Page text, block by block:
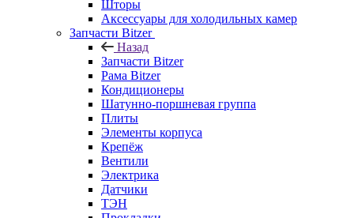
Шторы
Аксессуары для холодильных камер
Запчасти Bitzer
Назад
Запчасти Bitzer
Рама Bitzer
Кондиционеры
Шатунно-поршневая группа
Плиты
Элементы корпуса
Крепёж
Вентили
Электрика
Датчики
ТЭН